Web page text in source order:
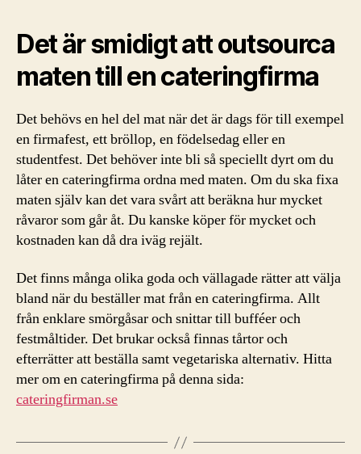
Det är smidigt att outsourca
maten till en cateringfirma
Det behövs en hel del mat när det är dags för till exempel
en firmafest, ett bröllop, en födelsedag eller en
studentfest. Det behöver inte bli så speciellt dyrt om du
låter en cateringfirma ordna med maten. Om du ska fixa
maten själv kan det vara svårt att beräkna hur mycket
råvaror som går åt. Du kanske köper för mycket och
kostnaden kan då dra iväg rejält.
Det finns många olika goda och vällagade rätter att välja
bland när du beställer mat från en cateringfirma. Allt
från enklare smörgåsar och snittar till bufféer och
festmåltider. Det brukar också finnas tårtor och
efterrätter att beställa samt vegetariska alternativ. Hitta
mer om en cateringfirma på denna sida:
cateringfirman.se